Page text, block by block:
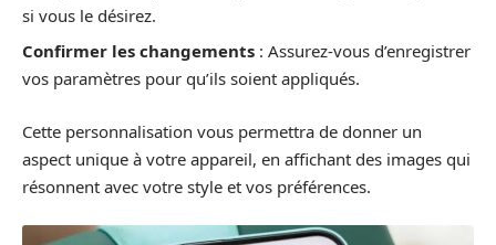
si vous le désirez.
Confirmer les changements : Assurez-vous d’enregistrer
vos paramètres pour qu’ils soient appliqués.
Cette personnalisation vous permettra de donner un
aspect unique à votre appareil, en affichant des images qui
résonnent avec votre style et vos préférences.